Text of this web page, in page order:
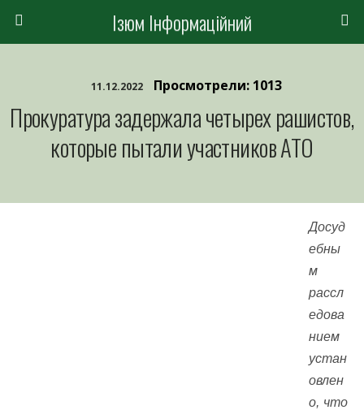
Ізюм Інформаційний
11.12.2022 Просмотрели: 1013
Прокуратура задержала четырех рашистов,
которые пытали участников АТО
Досуд
ебны
м
рассл
едова
нием
устан
овлен
о, что